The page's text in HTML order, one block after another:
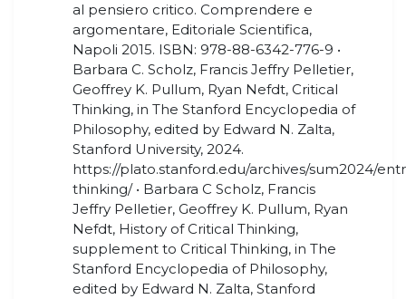
al pensiero critico. Comprendere e
argomentare, Editoriale Scientifica,
Napoli 2015. ISBN: 978-88-6342-776-9 •
Barbara C. Scholz, Francis Jeffry Pelletier,
Geoffrey K. Pullum, Ryan Nefdt, Critical
Thinking, in The Stanford Encyclopedia of
Philosophy, edited by Edward N. Zalta,
Stanford University, 2024.
https://plato.stanford.edu/archives/sum2024/
thinking/ • Barbara C Scholz, Francis
Jeffry Pelletier, Geoffrey K. Pullum, Ryan
Nefdt, History of Critical Thinking,
supplement to Critical Thinking, in The
Stanford Encyclopedia of Philosophy,
edited by Edward N. Zalta, Stanford